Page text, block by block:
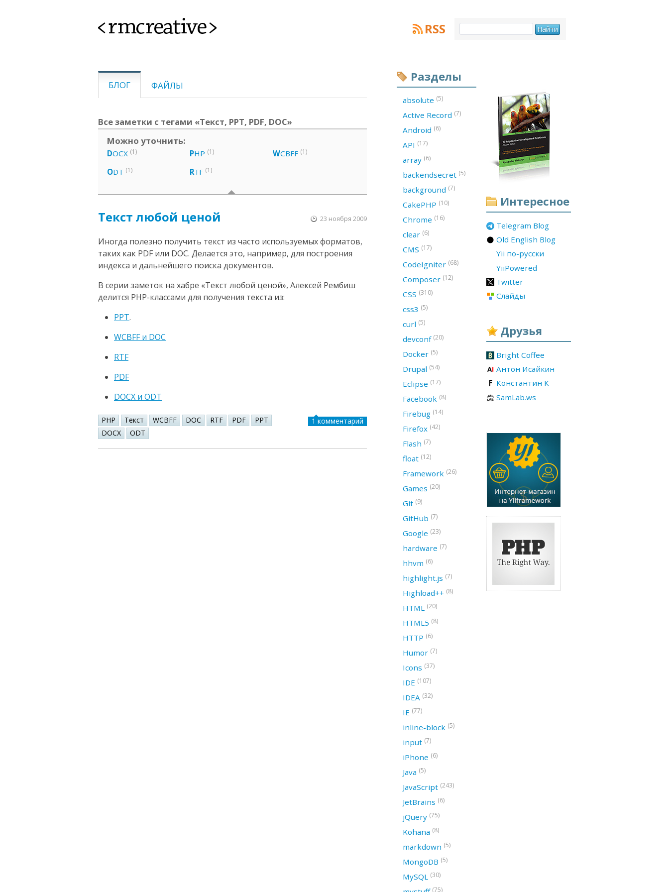
<rmcreative> RSS
БЛОГ ФАЙЛЫ
Все заметки с тегами «Текст, PPT, PDF, DOC»
Можно уточнить:
DOCX (1)
ODT (1)
PHP (1)
RTF (1)
WCBFF (1)
Текст любой ценой 23 ноября 2009
Иногда полезно получить текст из часто используемых форматов,
таких как PDF или DOC. Делается это, например, для построения
индекса и дальнейшего поиска документов.
В серии заметок на хабре «Текст любой ценой», Алексей Рембиш
делится PHP-классами для получения текста из:
PPT.
WCBFF и DOC
RTF
PDF
DOCX и ODT
PHP Текст WCBFF DOC RTF PDF
PPT
DOCX
ODT
1 комментарий
Интересное
Telegram Blog
Old English Blog
Yii по-русски
YiiPowered
Twitter
Слайды
Друзья
Bright Coffee
Антон Исайкин
Константин К
SamLab.ws
Разделы
absolute (5)
Active Record (7)
Android (6)
API (17)
array (6)
backendsecret (5)
background (7)
CakePHP (10)
Chrome (16)
clear (6)
CMS (17)
CodeIgniter (68)
Composer (12)
CSS (310)
css3 (5)
curl (5)
devconf (20)
Docker (5)
Drupal (54)
Eclipse (17)
Facebook (8)
Firebug (14)
Firefox (42)
Flash (7)
float (12)
Framework (26)
Games (20)
Git (9)
GitHub (7)
Google (23)
hardware (7)
hhvm (6)
highlight.js (7)
Highload++ (8)
HTML (20)
HTML5 (8)
HTTP (6)
Humor (7)
Icons (37)
IDE (107)
IDEA (32)
IE (77)
inline-block (5)
input (7)
iPhone (6)
Java (5)
JavaScript (243)
JetBrains (6)
jQuery (75)
Kohana (8)
markdown (5)
MongoDB (5)
MySQL (30)
(75)